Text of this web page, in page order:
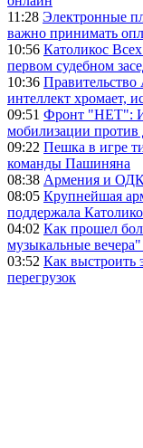
11:28 Электронные
важно принимать
10:56 Католикос
первом судебном
10:36
интеллект хромает,
09:51 Фронт "НЕТ":
мобилизации против
09:22 Пешка в игре
команды Пашиняна
08:38 Армения и
08:05 Крупнейшая
поддержала
04:02 Как прошел
музыкальные
03:52 Как выстроить
перегрузок